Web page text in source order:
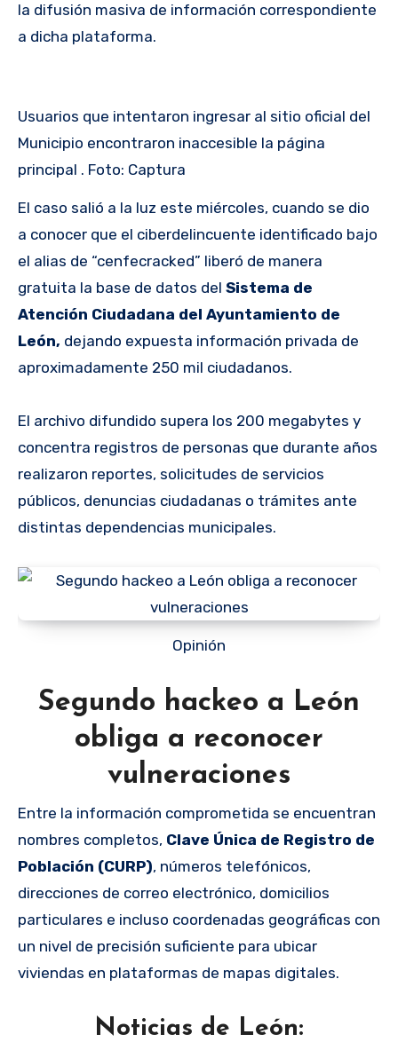
la difusión masiva de información correspondiente
a dicha plataforma.
Usuarios que intentaron ingresar al sitio oficial del
Municipio encontraron inaccesible la página
principal . Foto: Captura
El caso salió a la luz este miércoles, cuando se dio
a conocer que el ciberdelincuente identificado bajo
el alias de “cenfecracked” liberó de manera
gratuita la base de datos del Sistema de
Atención Ciudadana del Ayuntamiento de
León, dejando expuesta información privada de
aproximadamente 250 mil ciudadanos.
El archivo difundido supera los 200 megabytes y
concentra registros de personas que durante años
realizaron reportes, solicitudes de servicios
públicos, denuncias ciudadanas o trámites ante
distintas dependencias municipales.
Opinión
Segundo hackeo a León
obliga a reconocer
vulneraciones
Entre la información comprometida se encuentran
nombres completos, Clave Única de Registro de
Población (CURP), números telefónicos,
direcciones de correo electrónico, domicilios
particulares e incluso coordenadas geográficas con
un nivel de precisión suficiente para ubicar
viviendas en plataformas de mapas digitales.
Noticias de León: